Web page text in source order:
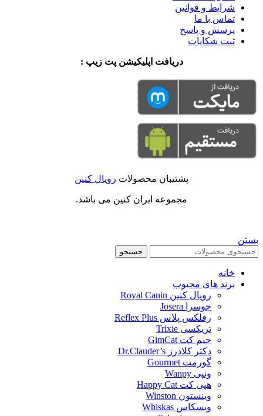
شرایط و قوانین
تماس با ما
پرسش و پاسخ
ثبت شکایات
دریافت اپلیکیشن پت زیپ :
پشتیبان محصولات رویال کنین
مجموعه ایران کنین می باشد.
بستن
جستجو
خانه
برند های محبوب
رویال کنین Royal Canin
جوسرا Josera
رفلکس پلاس Reflex Plus
تریکسی Trixie
جیم کت GimCat
دکتر کلادرز Dr.Clauder’s
گورمت Gourmet
ونپی Wanpy
هپی کت Happy Cat
وینستون Winston
ویسکاس Whiskas